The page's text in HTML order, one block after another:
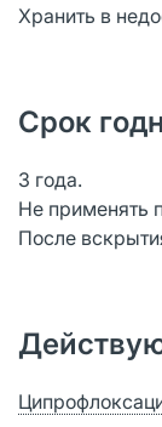
Хранить в
Срок
3 года.
Не применять
После